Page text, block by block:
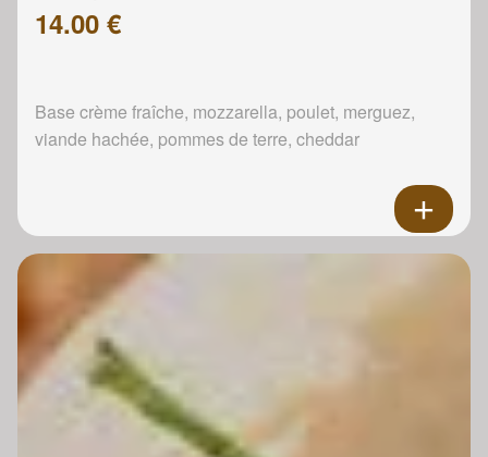
14.00 €
Base crème fraîche, mozzarella, poulet, merguez,
viande hachée, pommes de terre, cheddar